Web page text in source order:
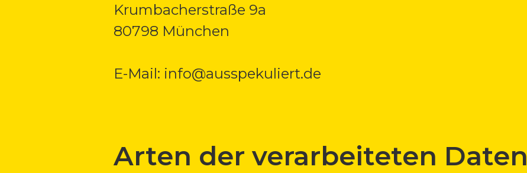
Krumbacherstraße 9a
80798 München
E-Mail: info@ausspekuliert.de
Arten der verarbeiteten Daten